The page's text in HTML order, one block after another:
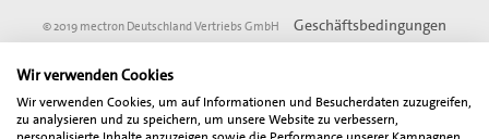
© 2019 mectron Deutschland Vertriebs GmbH
Geschäftsbedingungen
Fundgrube. Alle angegebenen Preise sind Netto-Preise und verstehen sich zzgl.
der gesetzlich gültigen Mehrwertsteuer. Der Gesamtbetrag inklusive
Wir verwenden Cookies
Wir verwenden Cookies, um auf Informationen und Besucherdaten zuzugreifen,
zu analysieren und zu speichern, um unsere Website zu verbessern,